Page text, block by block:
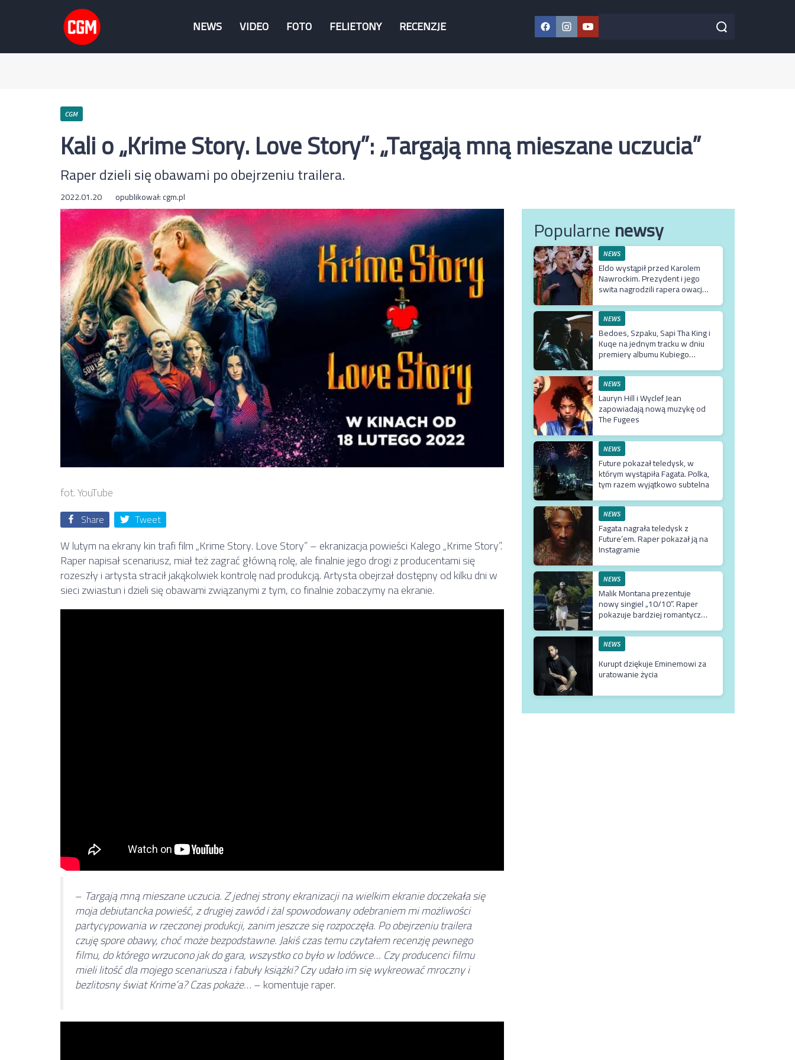
NEWS VIDEO FOTO FELIETONY RECENZJE Facebook
Instagram
YouTube
Szukaj w serwisie Szukaj
CGM
Kali o „Krime Story. Love Story”: „Targają mną mieszane uczucia”
Raper dzieli się obawami po obejrzeniu trailera.
2022.01.20 opublikował:cgm.pl
fot. YouTube
Share Tweet
W lutym na ekrany kin trafi film „Krime Story. Love Story” – ekranizacja powieści Kalego „Krime Story”.
Raper napisał scenariusz, miał też zagrać główną rolę, ale finalnie jego drogi z producentami się
rozeszły i artysta stracił jakąkolwiek kontrolę nad produkcją. Artysta obejrzał dostępny od kilku dni w
sieci zwiastun i dzieli się obawami związanymi z tym, co finalnie zobaczymy na ekranie.
– Targają mną mieszane uczucia. Z jednej strony ekranizacji na wielkim ekranie doczekała się
moja debiutancka powieść, z drugiej zawód i żal spowodowany odebraniem mi możliwości
partycypowania w rzeczonej produkcji, zanim jeszcze się rozpoczęła. Po obejrzeniu trailera
czuję spore obawy, choć może bezpodstawne. Jakiś czas temu czytałem recenzję pewnego
filmu, do którego wrzucono jak do gara, wszystko co było w lodówce… Czy producenci filmu
mieli litość dla mojego scenariusza i fabuły książki? Czy udało im się wykreować mroczny i
bezlitosny świat Krime’a? Czas pokaże…– komentuje raper.
Popularnenewsy
NEWS
Eldo wystąpił przed Karolem
Nawrockim. Prezydent i jego
swita nagrodzili rapera owacją
NEWS
Bedoes, Szpaku, Sapi Tha King i
Kuqe na jednym tracku w dniu
premiery albumu Kubiego
NEWS
Lauryn Hill i Wyclef Jean
zapowiadają nową muzykę od
The Fugees
NEWS
Future pokazał teledysk, w
którym wystąpiła Fagata. Polka,
tym razem wyjątkowo subtelna
NEWS
Fagata nagrała teledysk z
Future’em. Raper pokazał ją na
Instagramie
NEWS
Malik Montana prezentuje
nowy singiel „10/10”. Raper
pokazuje bardziej romantyczne
NEWS
Kurupt dziękuje Eminemowi za
uratowanie życia